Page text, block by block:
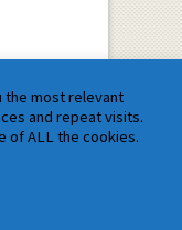
(G.K.)
the most relevant
and repeat visits.
of ALL the cookies.